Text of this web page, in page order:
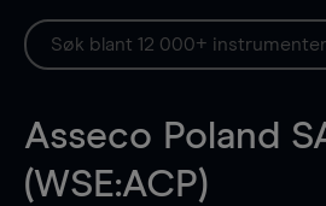
Asseco Poland
(WSE:ACP)